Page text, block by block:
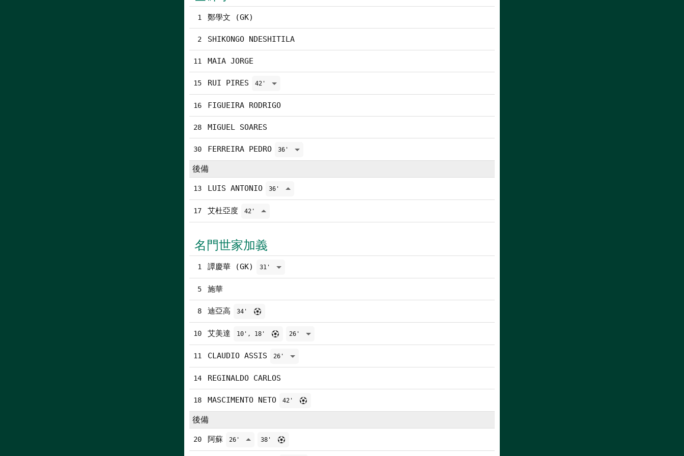
1 鄭學文 (GK)
2 SHIKONGO NDESHITILA
11 MAIA JORGE
15 RUI PIRES 42'
16 FIGUEIRA RODRIGO
28 MIGUEL SOARES
30 FERREIRA PEDRO 36'
後備
13 LUIS ANTONIO 36'
17 艾杜亞度 42'
名門世家加義
1 譚慶華 (GK) 31'
5 施華
8 迪亞高 34'
10 艾美達 10', 18' 26'
11 CLAUDIO ASSIS 26'
14 REGINALDO CARLOS
18 MASCIMENTO NETO 42'
後備
20 阿蘇 26' 38'